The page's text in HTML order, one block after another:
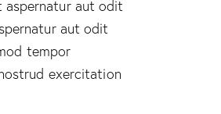
aspernatur aut odit
aut odit
tempor
exercitation